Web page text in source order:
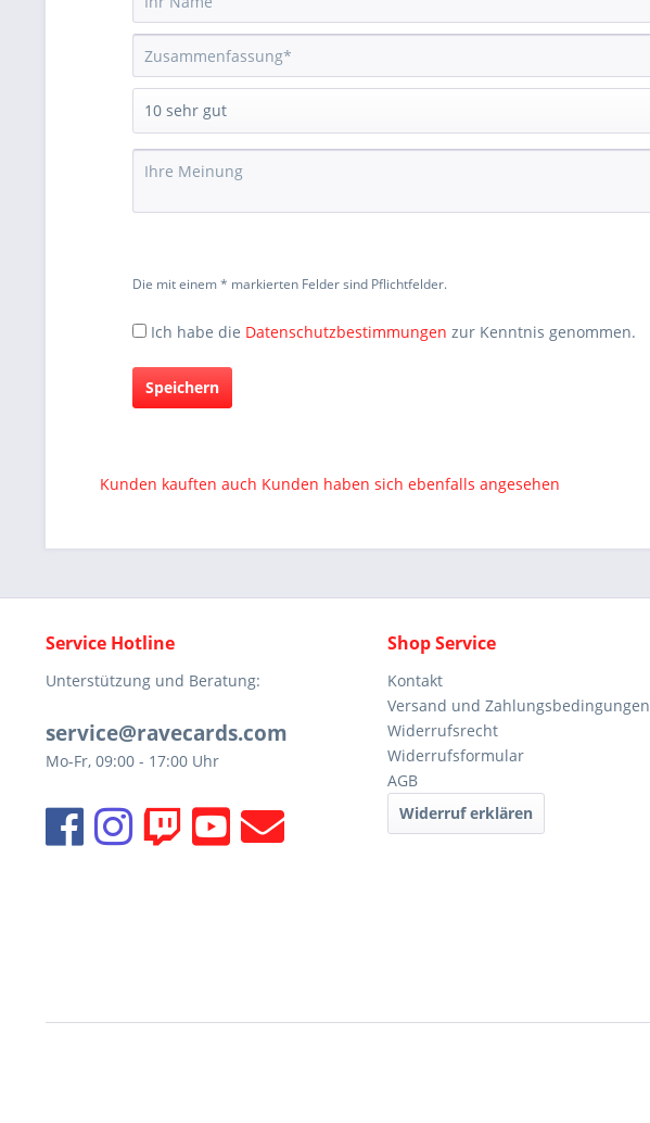
Die mit einem * markierten Felder sind Pflichtfelder.
Ich habe die Datenschutzbestimmungen zur Kenntnis genommen.
Speichern
Kunden kauften auch Kunden haben sich ebenfalls angesehen
Service Hotline
Unterstützung und Beratung:
service@ravecards.com
Mo-Fr, 09:00 - 17:00 Uhr
Shop Service
Kontakt
Versand und Zahlungsbedingungen
Widerrufsrecht
Widerrufsformular
AGB
Widerruf erklären